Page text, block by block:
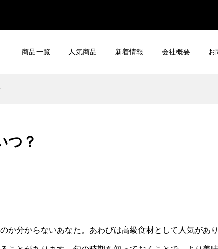
商品一覧 人気商品 新着情報 会社概要 お
つ？
か分からないあなた。あわびは高級食材として人気があり